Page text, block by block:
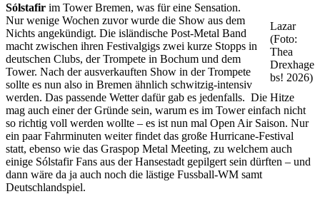
Lazar
(Foto:
Thea
Drexhage
bs! 2026)
Sólstafir im Tower Bremen, was für eine Sensation.
Nur wenige Wochen zuvor wurde die Show aus dem
Nichts angekündigt. Die isländische Post-Metal Band
macht zwischen ihren Festivalgigs zwei kurze Stopps in
deutschen Clubs, der Trompete in Bochum und dem
Tower. Nach der ausverkauften Show in der Trompete
sollte es nun also in Bremen ähnlich schwitzig-intensiv
werden. Das passende Wetter dafür gab es jedenfalls. Die Hitze
mag auch einer der Gründe sein, warum es im Tower einfach nicht
so richtig voll werden wollte – es ist nun mal Open Air Saison. Nur
ein paar Fahrminuten weiter findet das große Hurricane-Festival
statt, ebenso wie das Graspop Metal Meeting, zu welchem auch
einige Sólstafir Fans aus der Hansestadt gepilgert sein dürften – und
dann wäre da ja auch noch die lästige Fussball-WM samt
Deutschlandspiel.